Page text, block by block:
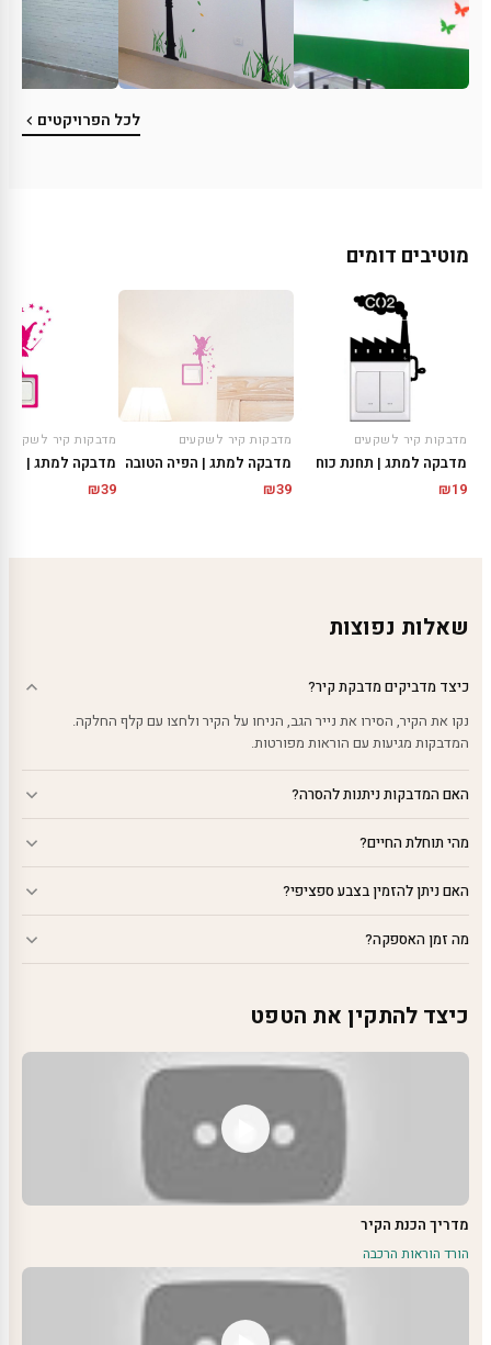
לכל הפרויקטים
מוטיבים דומים
מדבקות קיר לשקעים
מדבקה למתג | תחנת כוח
₪19
מדבקות קיר לשקעים
מדבקה למתג | הפיה הטובה
₪39
מדבקות קיר לשקעים
מדבקה למתג |
₪39
שאלות נפוצות
כיצד מדביקים מדבקת קיר?
נקו את הקיר, הסירו את נייר הגב, הניחו על הקיר ולחצו עם קלף החלקה.
המדבקות מגיעות עם הוראות מפורטות.
האם המדבקות ניתנות להסרה?
מהי תוחלת החיים?
האם ניתן להזמין בצבע ספציפי?
מה זמן האספקה?
כיצד להתקין את הטפט
מדריך הכנת הקיר
הורד הוראות הרכבה